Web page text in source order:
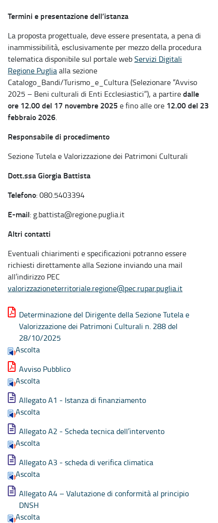
Termini e presentazione dell’istanza
La proposta progettuale, deve essere presentata, a pena di
inammissibilità, esclusivamente per mezzo della procedura
telematica disponibile sul portale webServizi Digitali
Regione Pugliaalla sezione
Catalogo_Bandi/Turismo_e_Cultura (Selezionare “Avviso
2025 – Beni culturali di Enti Ecclesiastici”), a partiredalle
ore 12.00 del 17 novembre 2025 e fino alle ore 12.00 del 23
febbraio 2026.
Responsabile di procedimento
Sezione Tutela e Valorizzazione dei Patrimoni Culturali
Dott.ssa Giorgia Battista
Telefono: 080.5403394
E-mail: g.battista@regione.puglia.it
Altri contatti
Eventuali chiarimenti e specificazioni potranno essere
richiesti direttamente alla Sezione inviando una mail
all’indirizzo PEC
valorizzazioneterritoriale.regione@pec.rupar.puglia.it
Determinazione del Dirigente della Sezione Tutela e
Valorizzazione dei Patrimoni Culturali n. 288 del
28/10/2025
Ascolta
Avviso Pubblico
Ascolta
Allegato A1 - Istanza di finanziamento
Ascolta
Allegato A2 - Scheda tecnica dell’intervento
Ascolta
Allegato A3 - scheda di verifica climatica
Ascolta
Allegato A4 – Valutazione di conformità al principio
DNSH
Ascolta